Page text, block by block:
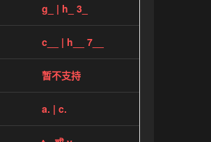
g_ | h_ 3_
c__ | h__ 7__
暂不支持
a. | c.